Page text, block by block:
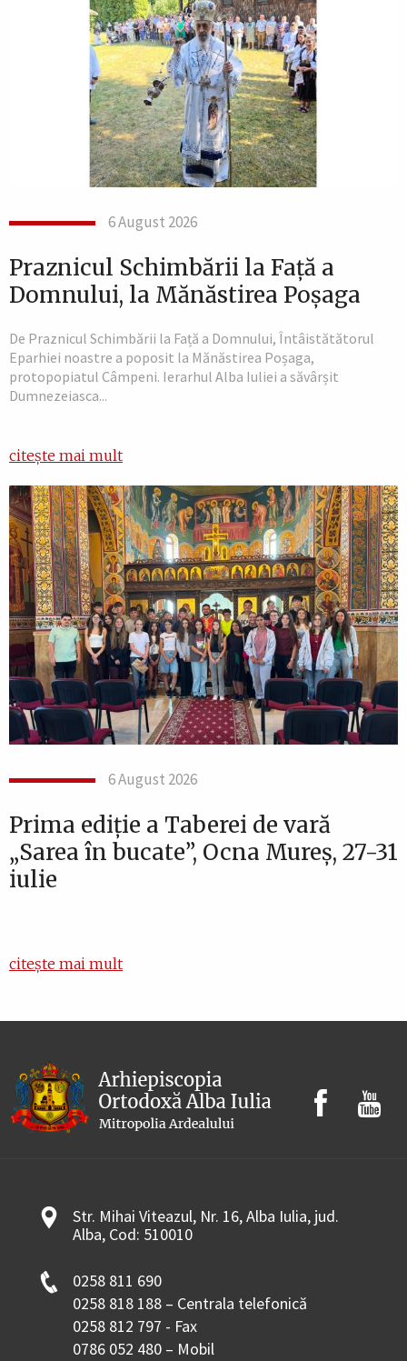
6 August 2026
Praznicul Schimbării la Față a
Domnului, la Mănăstirea Poșaga
De Praznicul Schimbării la Față a Domnului, Întâistătătorul
Eparhiei noastre a poposit la Mănăstirea Poșaga,
protopopiatul Câmpeni. Ierarhul Alba Iuliei a săvârșit
Dumnezeiasca...
citește mai mult
6 August 2026
Prima ediție a Taberei de vară
„Sarea în bucate”, Ocna Mureș, 27-31
iulie
citește mai mult
Str. Mihai Viteazul, Nr. 16, Alba Iulia, jud.
Alba, Cod: 510010
0258 811 690
0258 818 188 – Centrala telefonică
0258 812 797 - Fax
0786 052 480 – Mobil